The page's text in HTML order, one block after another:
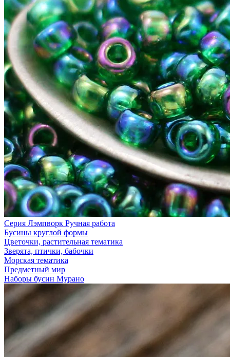
Серия Лэмпворк Ручная работа
Бусины круглой формы
Цветочки, растительная тематика
Зверята, птички, бабочки
Морская тематика
Предметный мир
Наборы бусин Мурано